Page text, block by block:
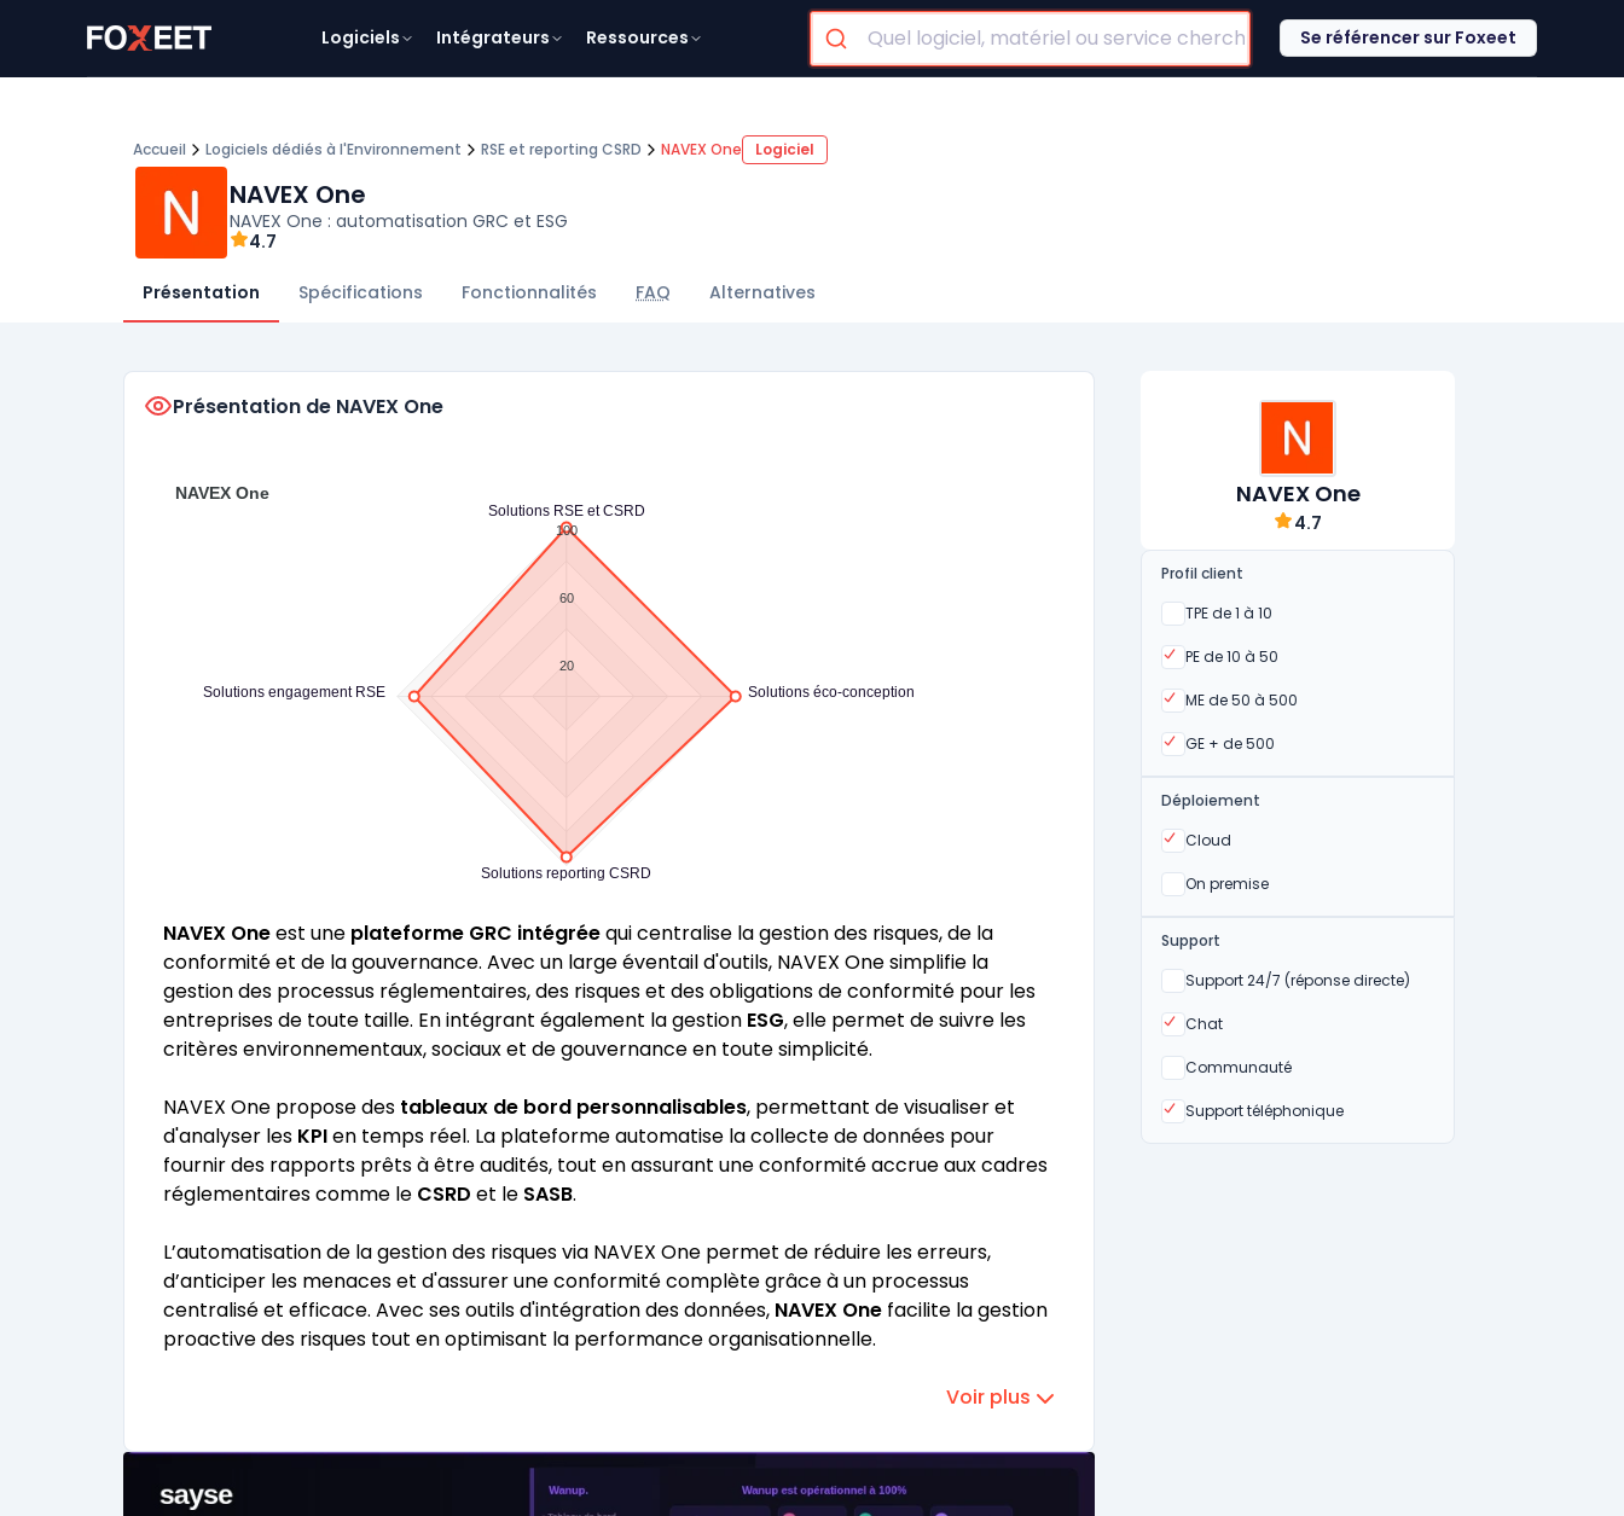
Logiciels Intégrateurs Ressources Se référencer sur Foxeet
Accueil Logiciels dédiés à l'Environnement RSE et reporting CSRD NAVEX One Logiciel
NAVEX One
NAVEX One : automatisation GRC et ESG
4.7
Présentation Spécifications Fonctionnalités FAQ Alternatives
NAVEX One
4.7
Profil client
TPE de 1 à 10
Oui
PE de 10 à 50
Oui
ME de 50 à 500
Oui
GE + de 500
Oui
Déploiement
Cloud
Oui
On premise
Oui
Support
Support 24/7 (réponse directe)
Non
Chat
Oui
Communauté
Non
Support téléphonique
Oui
Présentation de NAVEX One
Solutions RSE et CSRD
Solutions éco-conception
Solutions reporting CSRD
Solutions engagement RSE
100
60
20
NAVEX One
NAVEX Oneest une plateforme GRC intégréequi centralise la gestion des risques, de la
conformité et de la gouvernance. Avec un large éventail d'outils, NAVEX One simplifie la
gestion des processus réglementaires, des risques et des obligations de conformité pour les
entreprises de toute taille. En intégrant également la gestion ESG, elle permet de suivre les
critères environnementaux, sociaux et de gouvernance en toute simplicité.
NAVEX One propose des tableaux de bord personnalisables, permettant de visualiser et
d'analyser les KPIen temps réel. La plateforme automatise la collecte de données pour
fournir des rapports prêts à être audités, tout en assurant une conformité accrue aux cadres
réglementaires comme le CSRD et le SASB.
L’automatisation de la gestion des risques via NAVEX One permet de réduire les erreurs,
d’anticiper les menaces et d'assurer une conformité complète grâce à un processus
centralisé et efficace. Avec ses outils d'intégration des données, NAVEX One facilite la gestion
proactive des risques tout en optimisant la performance organisationnelle.
Voir plus